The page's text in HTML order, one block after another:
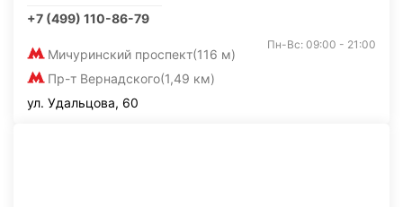
+7 (499) 110-86-79
Мичуринский проспект(116 м)
Пр-т Вернадского(1,49 км)
Пн-Вс: 09:00 - 21:00
ул. Удальцова, 60